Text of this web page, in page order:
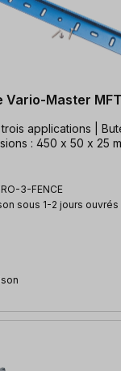
Vario-Master MFT
applications |
: 450 x 50 x 25
3-FENCE
sous 1-2 jours ouvrés